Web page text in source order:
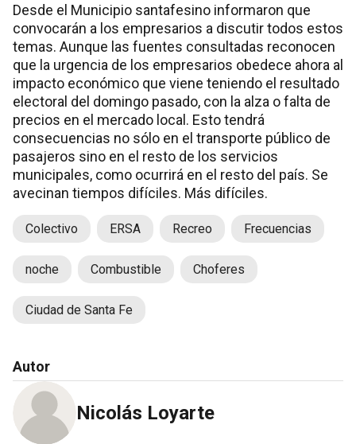
Desde el Municipio santafesino informaron que
convocarán a los empresarios a discutir todos estos
temas. Aunque las fuentes consultadas reconocen
que la urgencia de los empresarios obedece ahora al
impacto económico que viene teniendo el resultado
electoral del domingo pasado, con la alza o falta de
precios en el mercado local. Esto tendrá
consecuencias no sólo en el transporte público de
pasajeros sino en el resto de los servicios
municipales, como ocurrirá en el resto del país. Se
avecinan tiempos difíciles. Más difíciles.
Colectivo ERSA Recreo Frecuencias
noche Combustible Choferes
Ciudad de Santa Fe
Autor
Nicolás Loyarte